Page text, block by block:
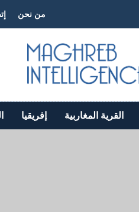
من نحن
القرية المغاربية إفريقيا